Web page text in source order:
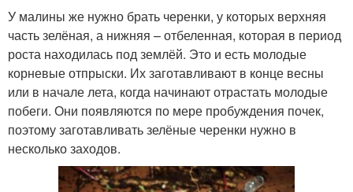
У малины же нужно брать черенки, у которых верхняя
часть зелёная, а нижняя – отбеленная, которая в период
роста находилась под землёй. Это и есть молодые
корневые отпрыски. Их заготавливают в конце весны
или в начале лета, когда начинают отрастать молодые
побеги. Они появляются по мере пробуждения почек,
поэтому заготавливать зелёные черенки нужно в
несколько заходов.